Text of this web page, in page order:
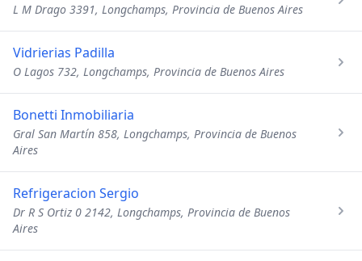
L M Drago 3391, Longchamps, Provincia de Buenos Aires
Vidrierias Padilla
O Lagos 732, Longchamps, Provincia de Buenos Aires
Bonetti Inmobiliaria
Gral San Martín 858, Longchamps, Provincia de Buenos
Aires
Refrigeracion Sergio
Dr R S Ortiz 0 2142, Longchamps, Provincia de Buenos
Aires